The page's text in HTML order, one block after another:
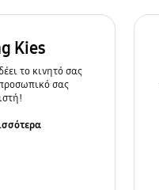
Kies
το κινητό σας
σας